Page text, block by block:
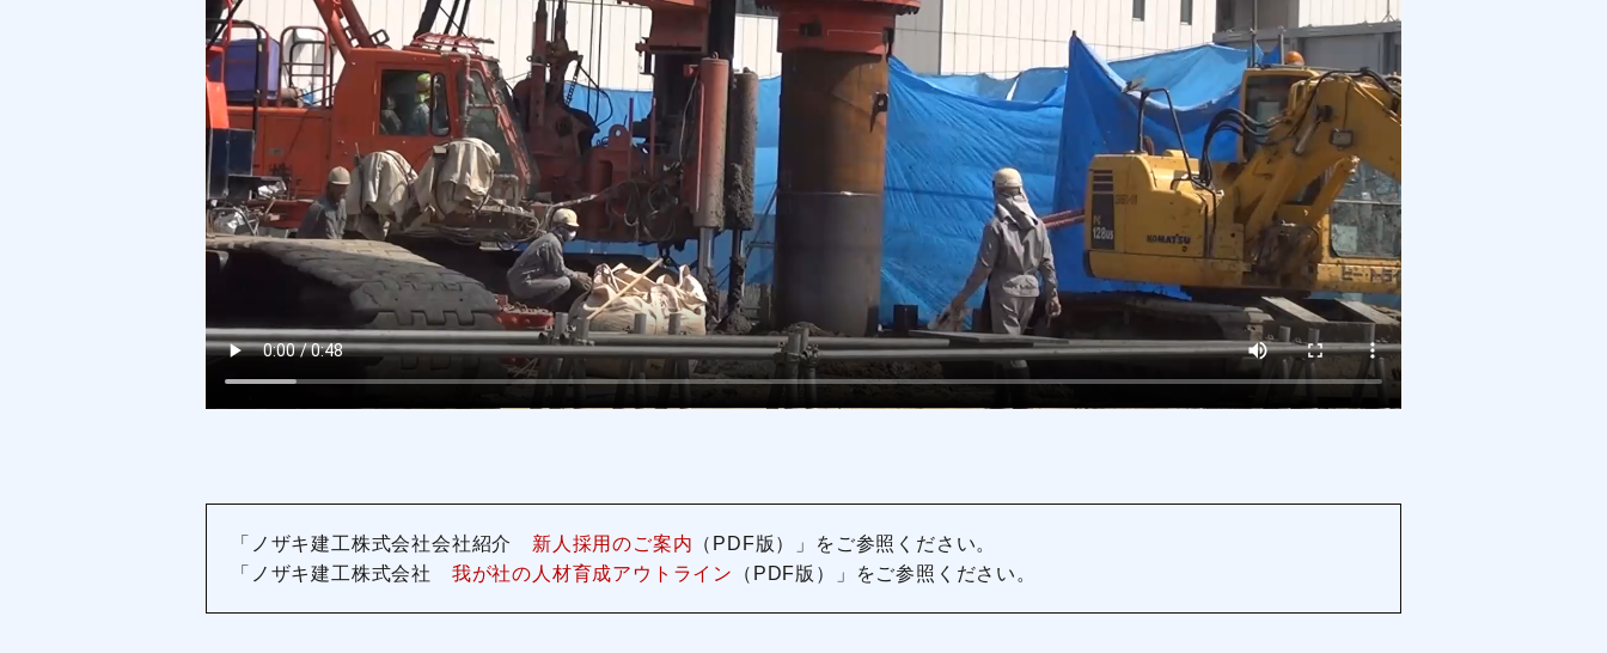
「ノザキ建工株式会社会社紹介 新人採用のご案内 （PDF版）」
をご参照ください。
「ノザキ建工株式会社 我が社の人材育成アウトライン （PDF版）」 をご参照ください。